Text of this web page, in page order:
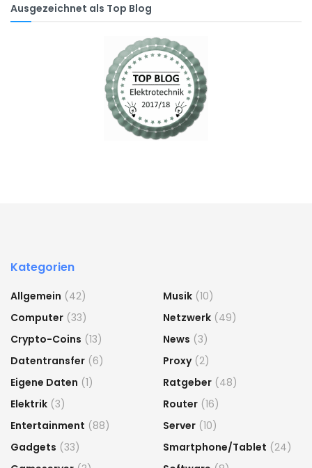
Ausgezeichnet als Top Blog
Kategorien
Allgemein (42)
Computer (33)
Crypto-Coins (13)
Datentransfer (6)
Eigene Daten (1)
Elektrik (3)
Entertainment (88)
Gadgets (33)
Musik (10)
Netzwerk (49)
News (3)
Proxy(2)
Ratgeber (48)
Router (16)
Server (10)
Smartphone/Tablet (24)